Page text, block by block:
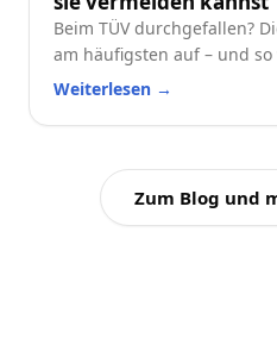
Beim TÜV durchgefallen?
am häufigsten auf – und
praktische Checkliste für
Weiterlesen →
Zum Blog und